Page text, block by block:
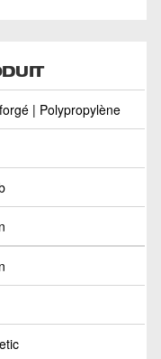
| Polypropylène